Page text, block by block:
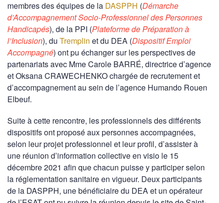
membres des équipes de la DASPPH (Démarche
d’Accompagnement Socio-Professionnel des Personnes
Handicapés), de la PPI (Plateforme de Préparation à
l’Inclusion), du Tremplin et du DEA (Dispositif Emploi
Accompagné) ont pu échanger sur les perspectives de
partenariats avec Mme Carole BARRÉ, directrice d’agence
et Oksana CRAWECHENKO chargée de recrutement et
d’accompagnement au sein de l’agence Humando Rouen
Elbeuf.
Suite à cette rencontre, les professionnels des différents
dispositifs ont proposé aux personnes accompagnées,
selon leur projet professionnel et leur profil, d’assister à
une réunion d’information collective en visio le 15
décembre 2021 afin que chacun puisse y participer selon
la réglementation sanitaire en vigueur. Deux participants
de la DASPPH, une bénéficiaire du DEA et un opérateur